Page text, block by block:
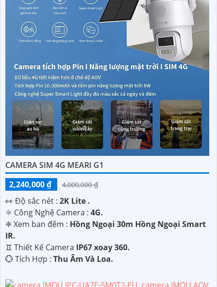
CAMERA SIM 4G MEARI G1
2,240,000 ₫
4,000,000 ₫
️👀 Độ sắc nét : 2K Lite .
⚛️ Công Nghệ Camera : 4G.
❈ Xem ban đêm : Hồng Ngoại 30m Hồng Ngoại Smart
IR.
♊ Thiết Kế Camera IP67 xoay 360.
️💮 Tích Hợp : Thu Âm Và Loa.